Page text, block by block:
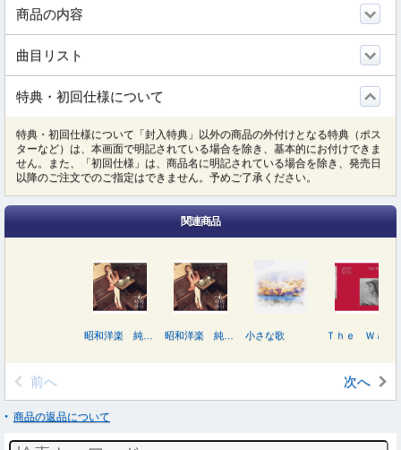
商品の内容
曲目リスト
特典・初回仕様について
特典・初回仕様について「封入特典」以外の商品の外付けとなる特典（ポス
ターなど）は、本画面で明記されている場合を除き、基本的にお付けできま
せん。また、「初回仕様」は、商品名に明記されている場合を除き、発売日
以降のご注文でのご指定はできません。予めご了承ください。
関連商品
小さな歌
前へ 次へ
商品の返品について